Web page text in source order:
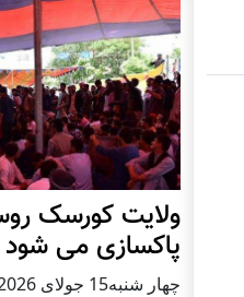
ولایت کورسک
پاکسازی می شود
چهار شنبه15 جولای 2026